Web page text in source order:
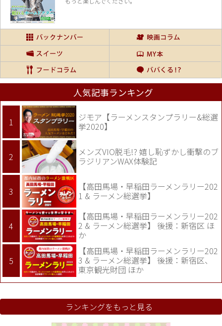
人気記事ランキング
ジモア【ラーメンスタンプラリー&総選
挙2020】
メンズVIO脱毛!? 嬉し恥ずかし衝撃のブ
ラジリアンWAX体験記
【高田馬場・早稲田ラーメンラリー202
1 & ラーメン総選挙】
【高田馬場・早稲田ラーメンラリー202
2 & ラーメン総選挙】 後援：新宿区 ほ
か
【高田馬場・早稲田ラーメンラリー202
3 & ラーメン総選挙】 後援：新宿区、
東京観光財団 ほか
ランキングをもっと見る